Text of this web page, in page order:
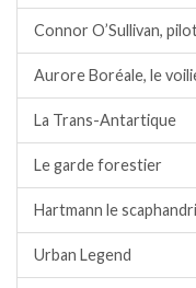
Connor O’Sullivan,
Aurore Boréale, le
La Trans-Antartique
Le garde forestier
Hartmann le
Urban Legend